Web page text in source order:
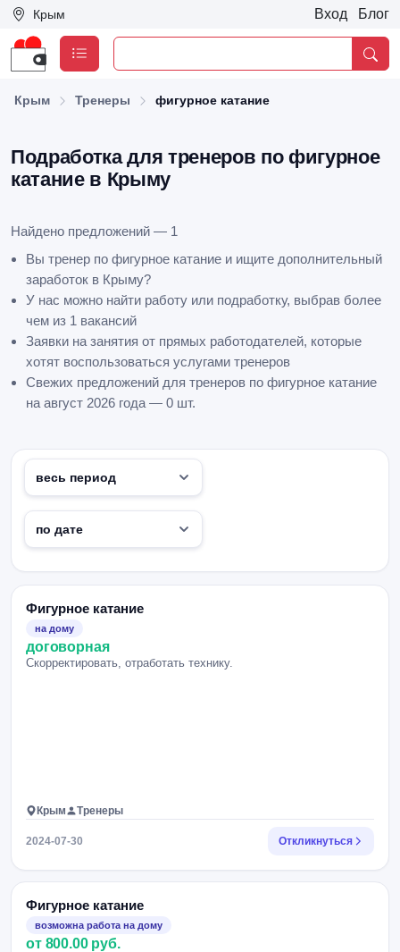
Крым Вход Блог
Крым Тренеры фигурное катание
Подработка для тренеров по фигурное
катание в Крыму
Найдено предложений — 1
Вы тренер по фигурное катание и ищите дополнительный
заработок в Крыму?
У нас можно найти работу или подработку, выбрав более
чем из 1 вакансий
Заявки на занятия от прямых работодателей, которые
хотят воспользоваться услугами тренеров
Свежих предложений для тренеров по фигурное катание
на август 2026 года — 0 шт.
Фигурное катание
на дому
договорная
Скорректировать, отработать технику.
Крым Тренеры
2024-07-30 Откликнуться
Фигурное катание
возможна работа на дому
от 800.00 руб.